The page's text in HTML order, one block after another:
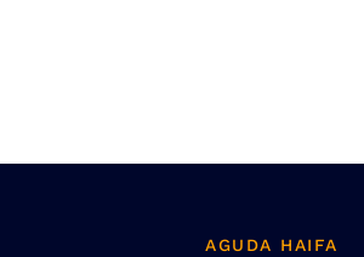
AGUDA HAIFA